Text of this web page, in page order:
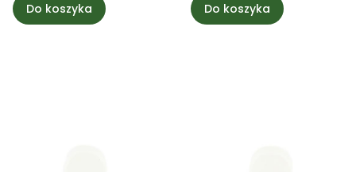
Do koszyka Do koszyka